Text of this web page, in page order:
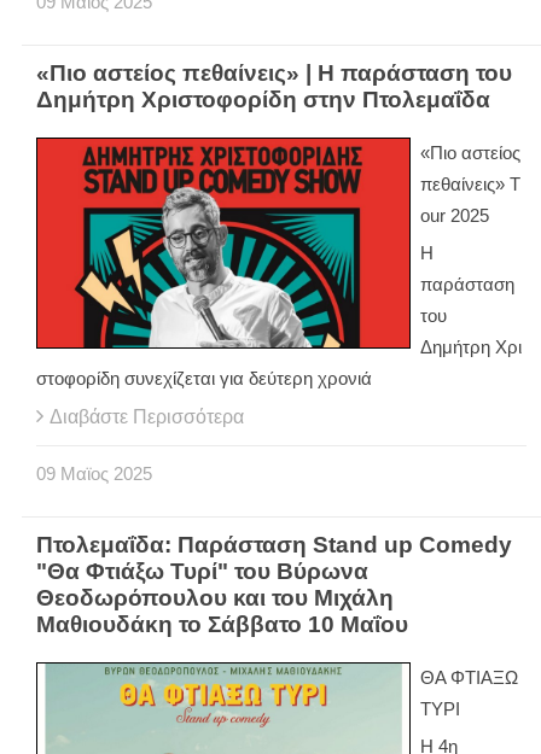
«Πιο αστείος πεθαίνεις» | Η παράσταση του
Δημήτρη Χριστοφορίδη στην Πτολεμαΐδα
«Πιο αστείος
πεθαίνεις» T
our 2025
Η
παράσταση
του
Δημήτρη Χρι
στοφορίδη συνεχίζεται για δεύτερη χρονιά
Διαβάστε Περισσότερα
09 Μαϊος 2025
Πτολεμαΐδα: Παράσταση Stand up Comedy
"Θα Φτιάξω Τυρί" του Βύρωνα
Θεοδωρόπουλου και του Μιχάλη
Μαθιουδάκη το Σάββατο 10 Μαΐου
ΘΑ ΦΤΙΑΞΩ
ΤΥΡΙ
Η 4η